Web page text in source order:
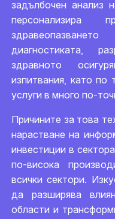
задълбочен анализ
диагностиката,
здравното
изпитвания, като по
услуги в много по-
Причините за това
нарастване на
инвестиции в
по-висока
всички сектори.
да разширява
области и